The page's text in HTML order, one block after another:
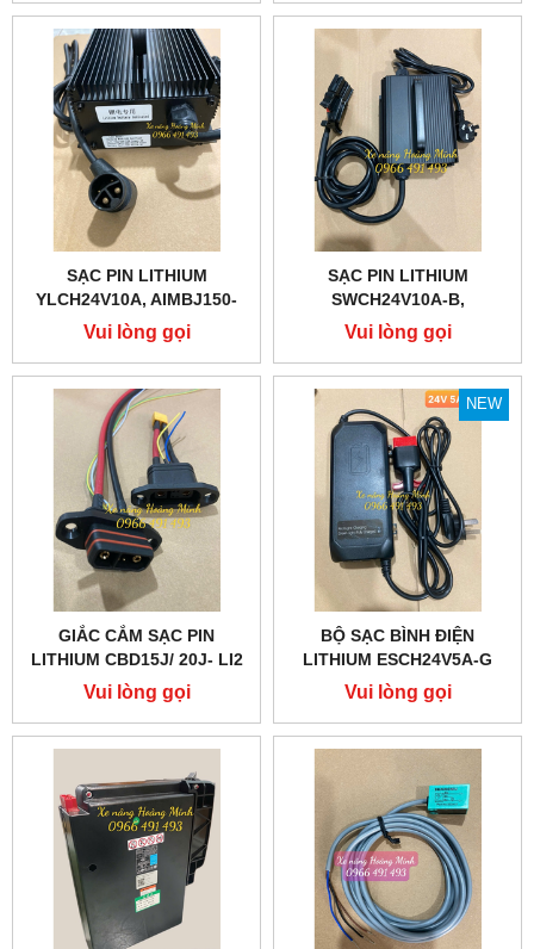
SẠC PIN LITHIUM
YLCH24V10A, AIMBJ150-
741000-000 GIẮC ĐẦU
TRÒN
Vui lòng gọi
SẠC PIN LITHIUM
SWCH24V10A-B,
GBCH24V10A-B GIẮC 75X
Vui lòng gọi
GIẮC CẮM SẠC PIN
LITHIUM CBD15J/ 20J- LI2
Vui lòng gọi
NEW
BỘ SẠC BÌNH ĐIỆN
LITHIUM ESCH24V5A-G
Vui lòng gọi